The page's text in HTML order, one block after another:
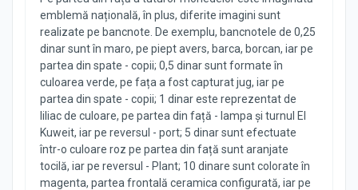
emblemă națională, în plus, diferite imagini sunt
realizate pe bancnote. De exemplu, bancnotele de 0,25
dinar sunt în maro, pe piept avers, barca, borcan, iar pe
partea din spate - copii; 0,5 dinar sunt formate în
culoarea verde, pe fața a fost capturat jug, iar pe
partea din spate - copii; 1 dinar este reprezentat de
liliac de culoare, pe partea din față - lampa și turnul El
Kuweit, iar pe reversul - port; 5 dinar sunt efectuate
într-o culoare roz pe partea din față sunt aranjate
tocilă, iar pe reversul - Plant; 10 dinare sunt colorate în
magenta, partea frontală ceramica configurată, iar pe